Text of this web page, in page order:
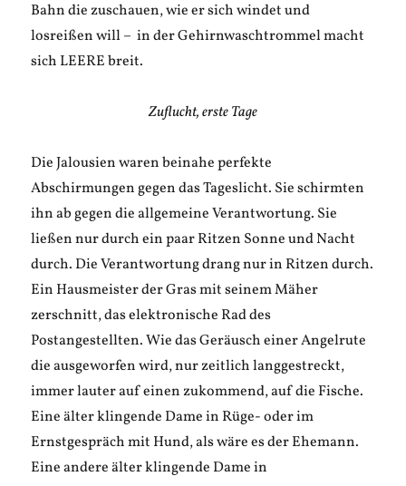
Bahn die zuschauen, wie er sich windet und
losreißen will – in der Gehirnwaschtrommel macht
sich LEERE breit.
Zuflucht, erste Tage
Die Jalousien waren beinahe perfekte
Abschirmungen gegen das Tageslicht. Sie schirmten
ihn ab gegen die allgemeine Verantwortung. Sie
ließen nur durch ein paar Ritzen Sonne und Nacht
durch. Die Verantwortung drang nur in Ritzen durch.
Ein Hausmeister der Gras mit seinem Mäher
zerschnitt, das elektronische Rad des
Postangestellten. Wie das Geräusch einer Angelrute
die ausgeworfen wird, nur zeitlich langgestreckt,
immer lauter auf einen zukommend, auf die Fische.
Eine älter klingende Dame in Rüge- oder im
Ernstgespräch mit Hund, als wäre es der Ehemann.
Eine andere älter klingende Dame in